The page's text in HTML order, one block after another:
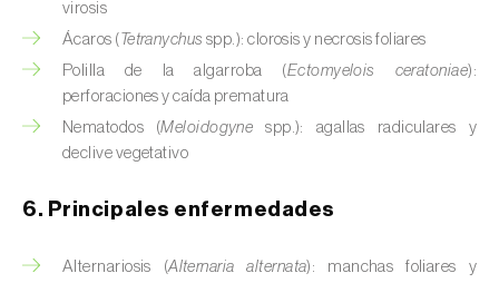
Cacaotero (
Cafeto ( Coffea spp.)
Calabacín ( Cucurbita pepo)
Calabaza (
Caña de azúcar (Saccharum spp.
Cáñamo / Cannabis ( Cannabis sativa)
virosis
Ácaros ( Tetranychus spp.): clorosis y necrosis foliares
Polilla de la algarroba (Ectomyelois ceratoniae):
perforaciones y caída prematura
Nematodos (Meloidogyne spp.): agallas radiculares y
declive vegetativo
6. Principales enfermedades
Alternariosis (Alternaria alternata): manchas foliares y